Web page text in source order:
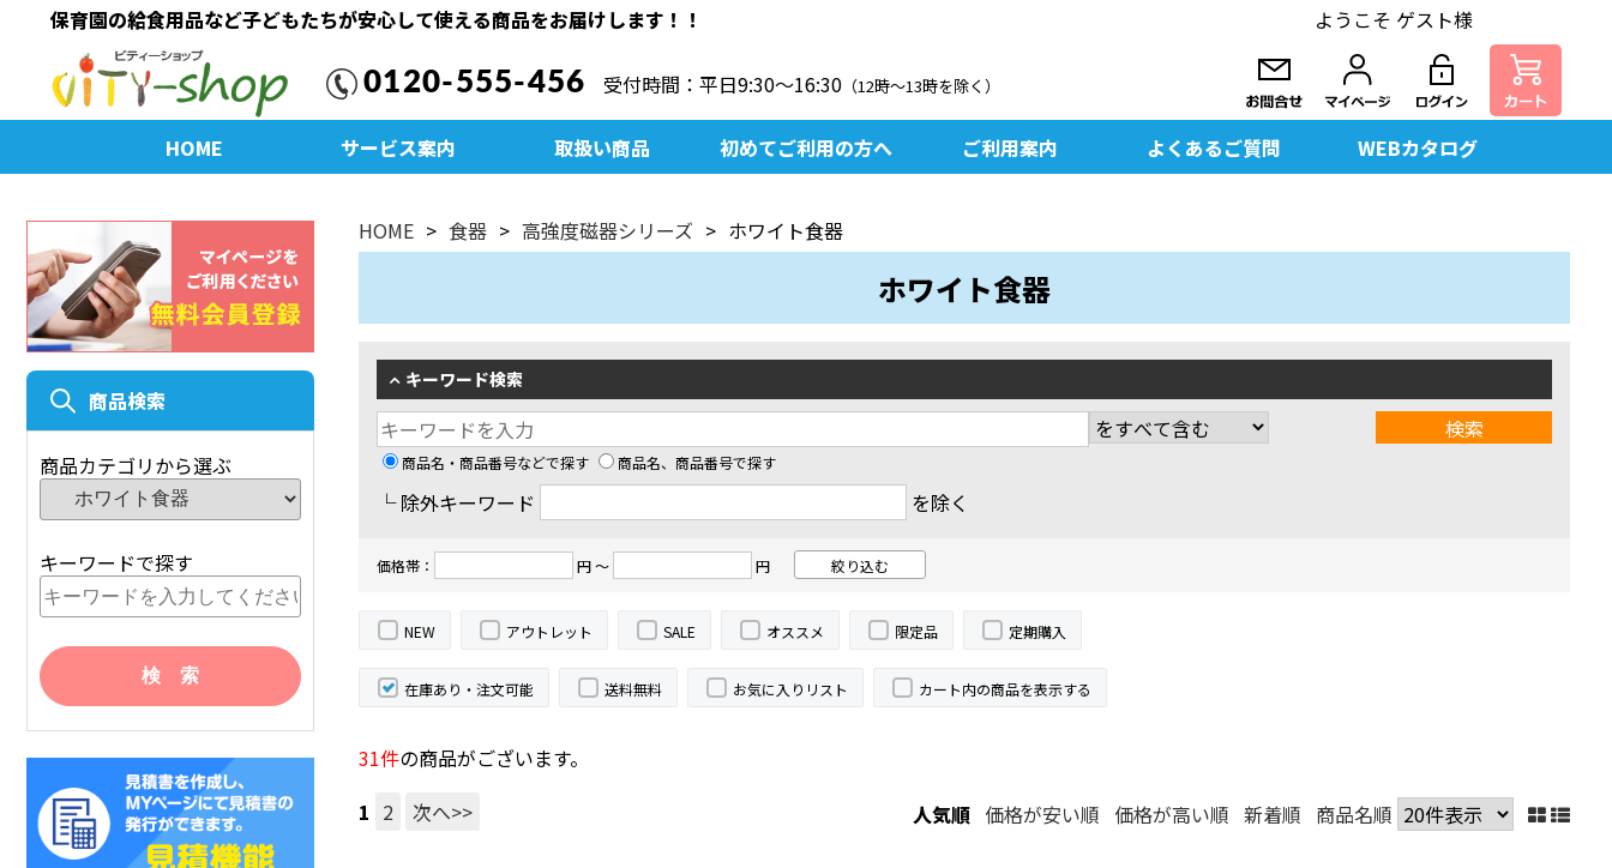
保育園の給食用品など子どもたちが安心して使える商品をお届けします！！
0120-555-456 受付時間：平日9:30〜16:30（12時～13時を除く）
ようこそ ゲスト様
HOME サービス案内 取扱い商品 初めてご利用の方へ ご利用案内 よくあるご質問 WEBカタログ
商品検索
商品カテゴリから選ぶ
キーワードで探す
HOME 食器 高強度磁器シリーズ ホワイト食器
ホワイト食器
キーワード検索
商品名・商品番号などで探す 商品名、商品番号で探す
└ 除外キーワード を除く
価格帯： 円 ～ 円
NEW アウトレット SALE オススメ 限定品 定期購入
在庫あり・注文可能 送料無料 お気に入りリスト カート内の商品を表示する
31件の商品がございます。
人気順 価格が安い順 価格が高い順 新着順 商品名順
1 2 次へ>>